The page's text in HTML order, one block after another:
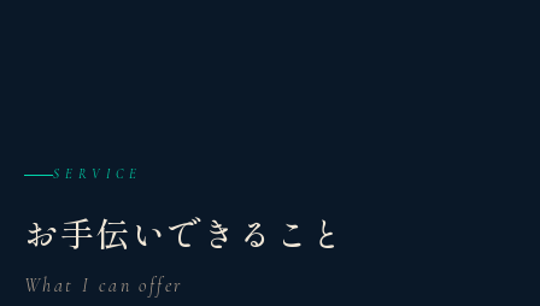
SERVICE
お手伝いできること
What I can offer